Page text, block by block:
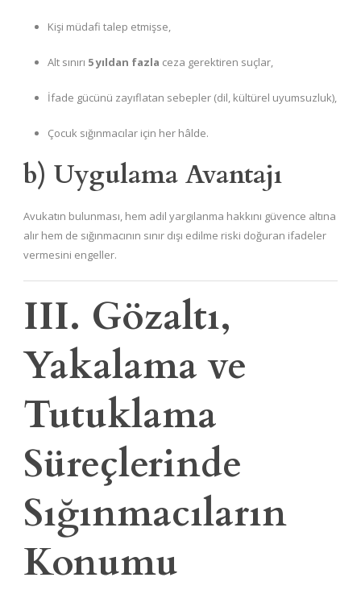
Kişi müdafi talep etmişse,
Alt sınırı 5 yıldan fazla ceza gerektiren suçlar,
İfade gücünü zayıflatan sebepler (dil, kültürel uyumsuzluk),
Çocuk sığınmacılar için her hâlde.
b) Uygulama Avantajı
Avukatın bulunması, hem adil yargılanma hakkını güvence altına
alır hem de sığınmacının sınır dışı edilme riski doğuran ifadeler
vermesini engeller.
III. Gözaltı,
Yakalama ve
Tutuklama
Süreçlerinde
Sığınmacıların
Konumu